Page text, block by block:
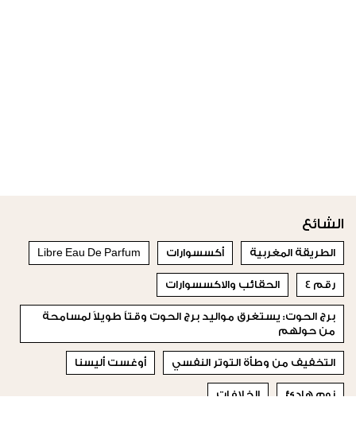
الشائع
الطريقة المغربية أكسسوارات Libre Eau De Parfum
رقم 4 الحقائب والاكسسوارات
برج الحوت: يستغرق مواليد برج الحوت وقتاً طويلاً لمسامحة
من حولهم
التخفيف من وطأة التوتر النفسي أوغست أليسنا
نوم هادئ الخلافات